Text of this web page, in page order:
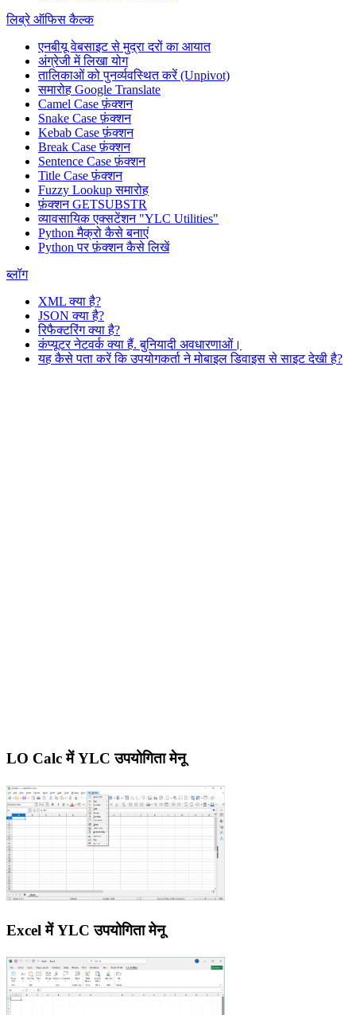
लिब्रे ऑफिस कैल्क
एनबीयू वेबसाइट से मुद्रा दरों का आयात
अंग्रेजी में लिखा योग
तालिकाओं को पुनर्व्यवस्थित करें (Unpivot)
समारोह Google Translate
Camel Case फ़ंक्शन
Snake Case फ़ंक्शन
Kebab Case फ़ंक्शन
Break Case फ़ंक्शन
Sentence Case फ़ंक्शन
Title Case फ़ंक्शन
Fuzzy Lookupसमारोह
फ़ंक्शन GETSUBSTR
व्यावसायिक एक्सटेंशन "YLC Utilities"
Python मैक्रो कैसे बनाएं
Python पर फ़ंक्शन कैसे लिखें
ब्लॉग
XML क्या है?
JSON क्या है?
रिफैक्टरिंग क्या है?
कंप्यूटर नेटवर्क क्या हैं. बुनियादी अवधारणाओं।
यह कैसे पता करें कि उपयोगकर्ता ने मोबाइल डिवाइस से साइट देखी है?
LO Calc में YLC उपयोगिता मेनू
Excel में YLC उपयोगिता मेनू